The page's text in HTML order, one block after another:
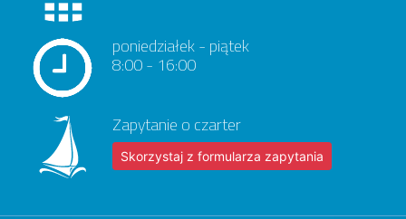
poniedziałek - piątek
8:00 - 16:00
Zapytanie o czarter
Skorzystaj z formularza zapytania